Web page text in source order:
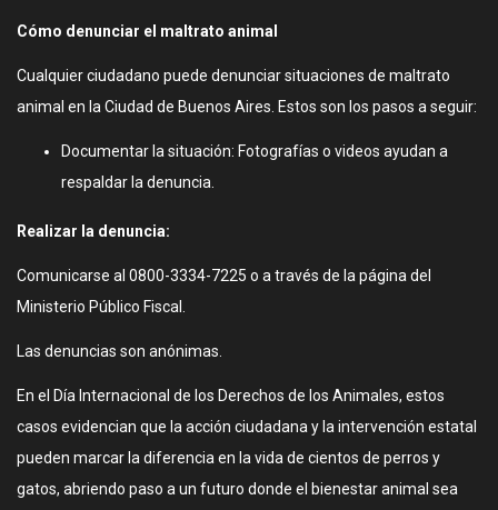
Cómo denunciar el maltrato animal
Cualquier ciudadano puede denunciar situaciones de maltrato
animal en la Ciudad de Buenos Aires. Estos son los pasos a seguir:
Documentar la situación: Fotografías o videos ayudan a
respaldar la denuncia.
Realizar la denuncia:
Comunicarse al 0800-3334-7225 o a través de la página del
Ministerio Público Fiscal.
Las denuncias son anónimas.
En el Día Internacional de los Derechos de los Animales, estos
casos evidencian que la acción ciudadana y la intervención estatal
pueden marcar la diferencia en la vida de cientos de perros y
gatos, abriendo paso a un futuro donde el bienestar animal sea